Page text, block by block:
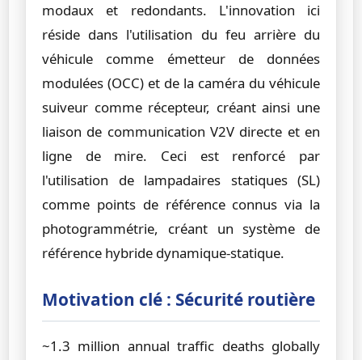
modaux et redondants. L'innovation ici
réside dans l'utilisation du feu arrière du
véhicule comme émetteur de données
modulées (OCC) et de la caméra du véhicule
suiveur comme récepteur, créant ainsi une
liaison de communication V2V directe et en
ligne de mire. Ceci est renforcé par
l'utilisation de lampadaires statiques (SL)
comme points de référence connus via la
photogrammétrie, créant un système de
référence hybride dynamique-statique.
Motivation clé : Sécurité routière
~1.3 million annual traffic deaths globally